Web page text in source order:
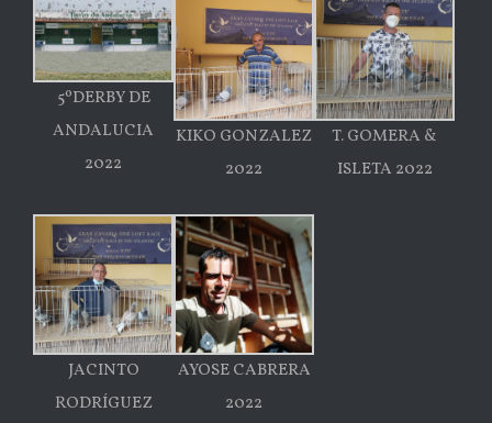
5ºDERBY DE
ANDALUCIA
2022
KIKO GONZALEZ
2022
T. GOMERA &
ISLETA 2022
JACINTO
RODRÍGUEZ
AYOSE CABRERA
2022